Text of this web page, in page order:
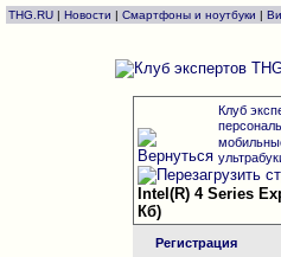
THG.RU | Новости | Смартфоны и ноутбуки |
Клуб
Intel(R) 4 Series
Кб)
Регистрация